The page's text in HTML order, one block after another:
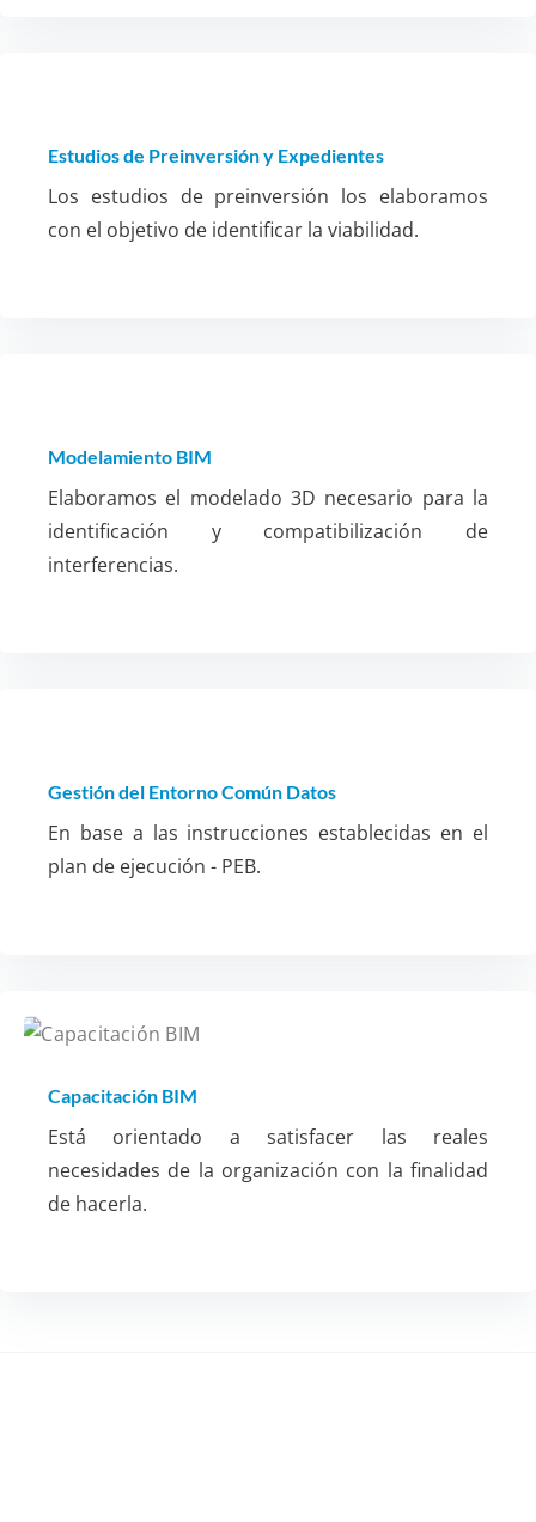
Estudios de Preinversión y Expedientes
Los estudios de preinversión los elaboramos
con el objetivo de identificar la viabilidad.
Modelamiento BIM
Elaboramos el modelado 3D necesario para la
identificación y compatibilización de
interferencias.
Gestión del Entorno Común Datos
En base a las instrucciones establecidas en el
plan de ejecución - PEB.
Capacitación BIM
Está orientado a satisfacer las reales
necesidades de la organización con la finalidad
de hacerla.